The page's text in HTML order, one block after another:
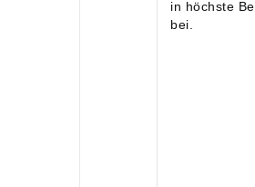
in höchste
bei.